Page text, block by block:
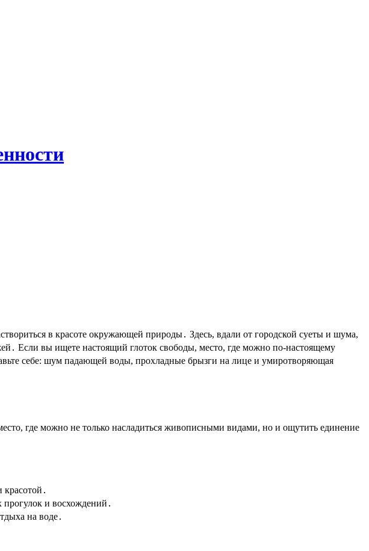
Если вы ищете настоящий глоток свободы, место, где можно по-настоящему
себе: шум падающей воды, прохладные брызги на лице и умиротворяющая
где можно не только насладиться живописными видами, но и ощутить единение
и восхождений․
на воде․